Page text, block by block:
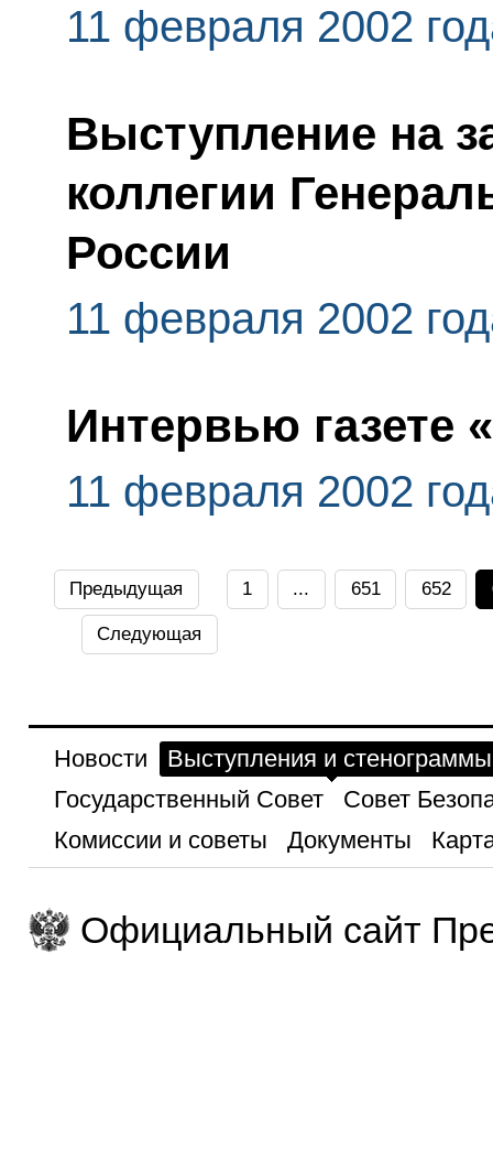
11 февраля 2002
Выступление на
коллегии
России
11 февраля 2002
Интервью газете
11 февраля 2002
Предыдущая 1 ... 651 652
Следующая
Новости
Выступления и стенограммы
Государственный Совет
Совет
Комиссии и советы
Документы
Официальный сайт